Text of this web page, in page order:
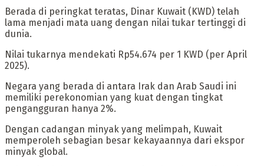
‎‎Berada di peringkat teratas, Dinar Kuwait (KWD) telah
lama menjadi mata uang dengan nilai tukar tertinggi di
dunia.
Nilai tukarnya mendekati Rp54.674 per 1 KWD (per April
2025).
‎Negara yang berada di antara Irak dan Arab Saudi ini
memiliki perekonomian yang kuat dengan tingkat
pengangguran hanya 2%.
Dengan cadangan minyak yang melimpah, Kuwait
memperoleh sebagian besar kekayaannya dari ekspor
minyak global.